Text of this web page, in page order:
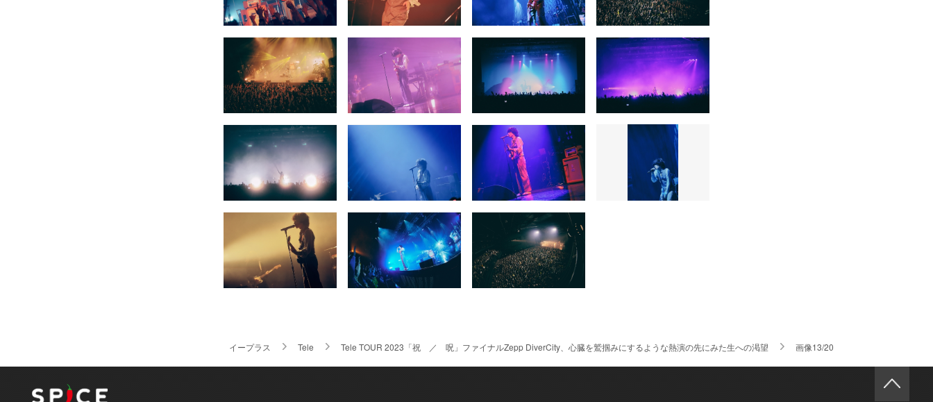
イープラス Tele Tele TOUR 2023「祝 ／ 呪」ファイナルZepp DiverCity、心臓を鷲掴みにするような熱演の先にみた生への渇望 画像13/20